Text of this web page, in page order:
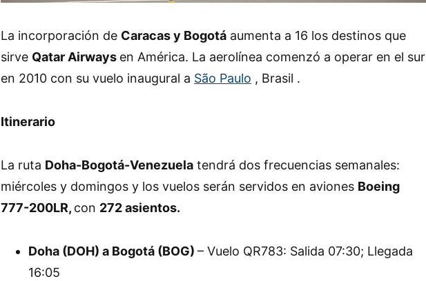
La incorporación de Caracas y Bogotá aumenta a 16 los destinos que
sirve Qatar Airways en América. La aerolínea comenzó a operar en el sur
en 2010 con su vuelo inaugural a São Paulo , Brasil .
Itinerario
La ruta Doha-Bogotá-Venezuela tendrá dos frecuencias semanales:
miércoles y domingos y los vuelos serán servidos en aviones Boeing
777-200LR, con 272 asientos.
Doha (DOH) a Bogotá (BOG) – Vuelo QR783: Salida 07:30; Llegada
16:05